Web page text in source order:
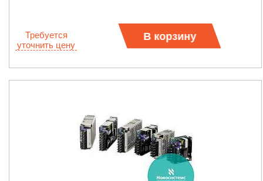
Требуется
уточнить цену
В корзину